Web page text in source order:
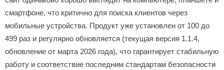
смартфоне, что критично для поиска клиентов через
мобильные устройства. Продукт уже установлен от 100 до
499 раз и регулярно обновляется (текущая версия 1.1.4,
обновление от марта 2026 года), что гарантирует стабильную
работу и соответствие последним стандартам безопасности